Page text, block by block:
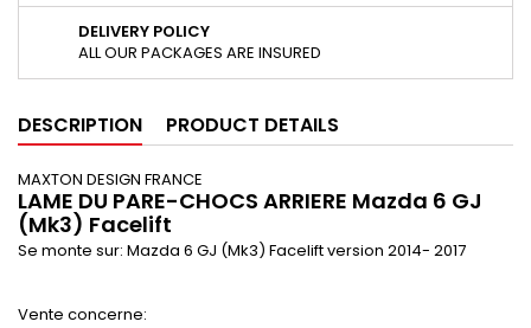
DELIVERY POLICY
ALL OUR PACKAGES ARE INSURED
DESCRIPTION PRODUCT DETAILS
MAXTON DESIGN FRANCE
LAME DU PARE-CHOCS ARRIERE Mazda 6 GJ
(Mk3) Facelift
Se monte sur: Mazda 6 GJ (Mk3) Facelift version 2014- 2017
Vente concerne: